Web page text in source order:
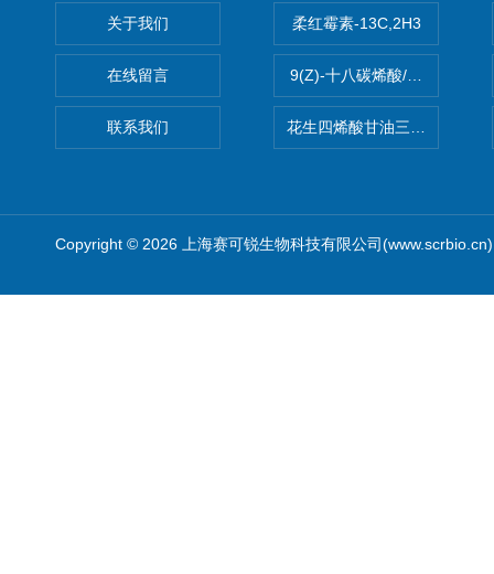
关于我们
在线留言
联系我们
柔红霉素-13C,2H3
9(Z)-十八碳烯酸/油酸
花生四烯酸甘油三酯(顺式-
Copyright © 2026 上海赛可锐生物科技有限公司